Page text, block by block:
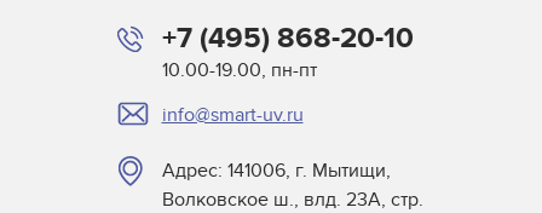
Didde
DigiPrint для сушек
Dorn SPE
Dry Tac
+7 (495) 868-20-10
10.00-19.00, пн-пт
info@smart-uv.ru
Адрес: 141006, г. Мытищи,
Волковское ш., влд. 23А, стр.